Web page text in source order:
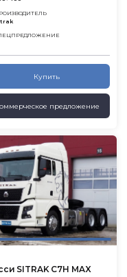
Купить
предложение
SITRAK C7H MAX